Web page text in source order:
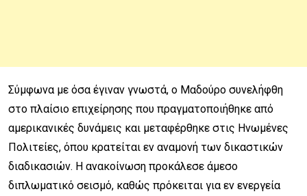
Σύμφωνα με όσα έγιναν γνωστά, ο Μαδούρο συνελήφθη
στο πλαίσιο επιχείρησης που πραγματοποιήθηκε από
αμερικανικές δυνάμεις και μεταφέρθηκε στις Ηνωμένες
Πολιτείες, όπου κρατείται εν αναμονή των δικαστικών
διαδικασιών. Η ανακοίνωση προκάλεσε άμεσο
διπλωματικό σεισμό, καθώς πρόκειται για εν ενεργεία